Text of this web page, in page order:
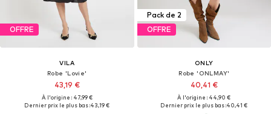
OFFRE
VILA
Robe 'Lovie'
43,19 €
À l'origine : 47,99 €
Dernier prix le plus bas :43,19 €
Pack de 2
OFFRE
ONLY
Robe 'ONLMAY'
40,41 €
À l'origine : 44,90 €
Dernier prix le plus bas :40,41 €